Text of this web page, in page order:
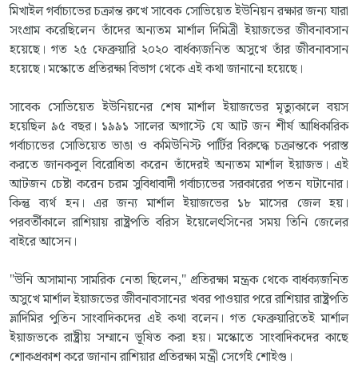
মিখাইল গর্বাচ্যভের চক্রান্ত রুখে সাবেক সোভিয়েত ইউনিয়ন রক্ষার জন্য যারা
সংগ্রাম করেছিলেন তাঁদের অন্যতম মার্শাল দিমিত্রী ইয়াজভের জীবনাবসান
হয়েছে। গত ২৫ ফেব্রুয়ারি ২০২০ বার্ধক্যজনিত অসুখে তাঁর জীবনাবসান
হয়েছে। মস্কোতে প্রতিরক্ষা বিভাগ থেকে এই কথা জানানো হয়েছে।
সাবেক সোভিয়েত ইউনিয়নের শেষ মার্শাল ইয়াজভের মৃত্যুকালে বয়স
হয়েছিল ৯৫ বছর। ১৯৯১ সালের অগাস্টে যে আট জন শীর্ষ আধিকারিক
গর্বাচ্যভের সোভিয়েত ভাঙা ও কমিউনিস্ট পার্টির বিরুদ্ধে চক্রান্তকে পরাস্ত
করতে জানকবুল বিরোধিতা করেন তাঁদেরই অন্যতম মার্শাল ইয়াজভ। এই
আটজন চেষ্টা করেন চরম সুবিধাবাদী গর্বাচ্যভের সরকারের পতন ঘটানোর।
কিন্তু ব্যর্থ হন। এর জন্য মার্শাল ইয়াজভের ১৮ মাসের জেল হয়।
পরবর্তীকালে রাশিয়ায় রাষ্ট্রপতি বরিস ইয়েলেৎসিনের সময় তিনি জেলের
বাইরে আসেন।
"উনি অসামান্য সামরিক নেতা ছিলেন," প্রতিরক্ষা মন্ত্রক থেকে বার্ধক্যজনিত
অসুখে মার্শাল ইয়াজভের জীবনাবসানের খবর পাওয়ার পরে রাশিয়ার রাষ্ট্রপতি
ভ্লাদিমির পুতিন সাংবাদিকদের এই কথা বলেন। গত ফেব্রুয়ারিতেই মার্শাল
ইয়াজভকে রাষ্ট্রীয় সম্মানে ভূষিত করা হয়। মস্কোতে সাংবাদিকদের কাছে
শোকপ্রকাশ করে জানান রাশিয়ার প্রতিরক্ষা মন্ত্রী সের্গেই শোইগু।